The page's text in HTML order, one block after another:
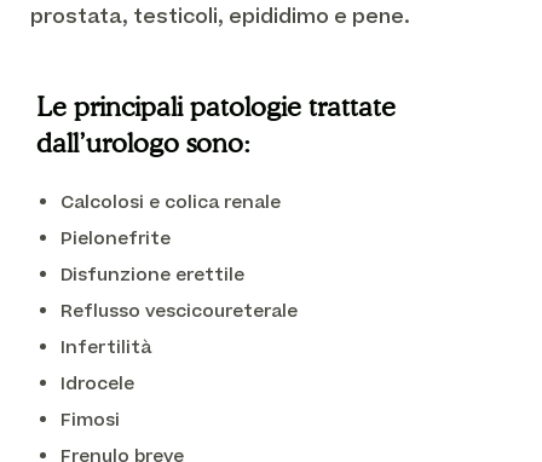
prostata, testicoli, epididimo e pene.
Le principali patologie trattate
dall’urologo sono:
Calcolosi e colica renale
Pielonefrite
Disfunzione erettile
Reflusso vescicoureterale
Infertilità
Idrocele
Fimosi
Frenulo breve